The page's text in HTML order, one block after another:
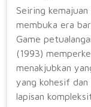
Seiring
membuka era
Game
(1993)
menakjubkan
yang kohesif dan
lapisan